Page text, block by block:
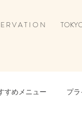
R V A T I O N
すめメニュー プラ